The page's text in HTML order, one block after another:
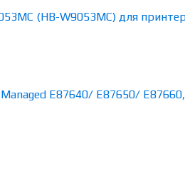
(HB-W9053MC) для